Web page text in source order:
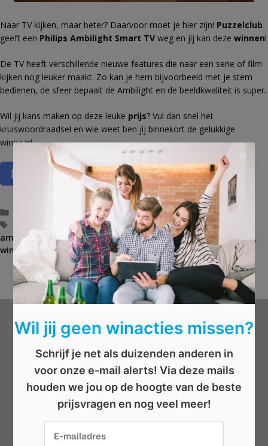
Naar TV kijken, maar beter? Daarvoor moet je hier zijn! Puzzelclub
geeft een Philips Ambilight Smart TV weg en jij kan deze winnen!
De TV heeft verschillende nieuwe features die naar een serie of film
kijken nog leuker maakt. Zo kan je hem bijvoorbeeld met je stem
bedienen, de sfeer bepaalt de Ambilight en de beeldkwaliteit is super.
Wil jij kans maken op deze leuke prijs? Vul dan snel het
kruiswoordraadsel en wie weet ben jij binnekort de gelukkige
winnaar!
t
e
g
r
i
ë
a
g
s
beeldkwaliteit features,philips ,philips
ambilight smart tv,prijs,puzzelclub,smart tv,stemming ,tv,
winactie
winnen
B
e
r
i
h
t
n
v
g
AFGELOPEN: Win een Bubba lounge chair
AFGELOPEN: Win een theeset van Zusss
Wat wil je winnen?
Beauty
Boeken
Elektronica
Eten/drinken
Wil jij geen winacties missen?
Schrijf je net als duizenden anderen in
voor onze e-mail alerts! Via deze mails
houden we jou op de hoogte van de beste
prijsvragen en nog veel meer!